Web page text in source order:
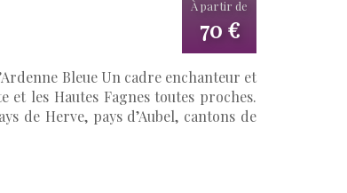
À partir de
70 €
Bleue Un cadre enchanteur et
et les Hautes Fagnes toutes proches.
de Herve, pays d’Aubel, cantons de